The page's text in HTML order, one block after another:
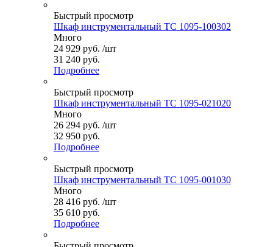
Быстрый просмотр
Шкаф инструментальный ТС 1095-100302
Много
24 929 руб. /шт
31 240 руб.
Подробнее
Быстрый просмотр
Шкаф инструментальный ТС 1095-021020
Много
26 294 руб. /шт
32 950 руб.
Подробнее
Быстрый просмотр
Шкаф инструментальный ТС 1095-001030
Много
28 416 руб. /шт
35 610 руб.
Подробнее